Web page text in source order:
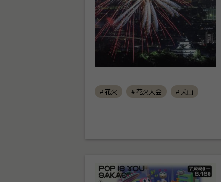
# 花火 # 花火大会 # 犬山